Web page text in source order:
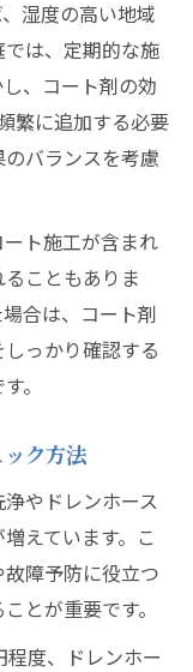
湿度の高い地域
は、定期的な施
、コート剤の効
繁に追加する必要
バランスを考慮
ト施工が含まれ
こともありま
合は、コート剤
っかり確認する
。
ク方法
やドレンホース
えています。こ
障予防に役立つ
とが重要です。
度、ドレンホー